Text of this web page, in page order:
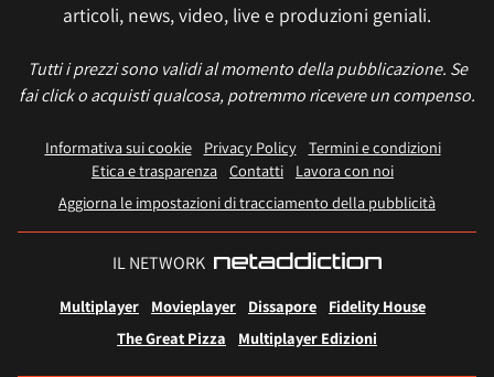
articoli, news, video, live e produzioni geniali.
Tutti i prezzi sono validi al momento della pubblicazione. Se
fai click o acquisti qualcosa, potremmo ricevere un compenso.
Informativa sui cookie Privacy Policy
Termini e condizioni
Etica e trasparenza Contatti
Lavora con noi
Aggiorna le impostazioni di tracciamento della pubblicità
IL NETWORK
Multiplayer Movieplayer Dissapore
Fidelity House
The Great Pizza
Multiplayer Edizioni